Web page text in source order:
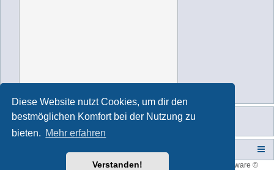
Diese Website nutzt Cookies, um dir den
bestmöglichen Komfort bei der Nutzung zu
bieten. Mehr erfahren
Verstanden!
forum tricolor,Powered by
® Forum Software ©